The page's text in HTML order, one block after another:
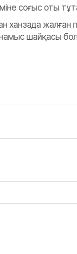
соғыс оты
шайқасы